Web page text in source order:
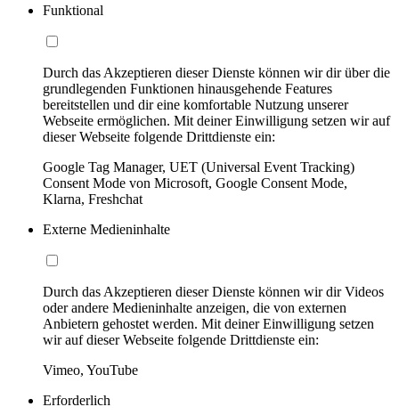
Funktional
Durch das Akzeptieren dieser Dienste können wir dir über die
grundlegenden Funktionen hinausgehende Features
bereitstellen und dir eine komfortable Nutzung unserer
Webseite ermöglichen. Mit deiner Einwilligung setzen wir auf
dieser Webseite folgende Drittdienste ein:
Google Tag Manager, UET (Universal Event Tracking)
Consent Mode von Microsoft, Google Consent Mode,
Klarna, Freshchat
Externe Medieninhalte
Durch das Akzeptieren dieser Dienste können wir dir Videos
oder andere Medieninhalte anzeigen, die von externen
Anbietern gehostet werden. Mit deiner Einwilligung setzen
wir auf dieser Webseite folgende Drittdienste ein:
Vimeo, YouTube
Erforderlich